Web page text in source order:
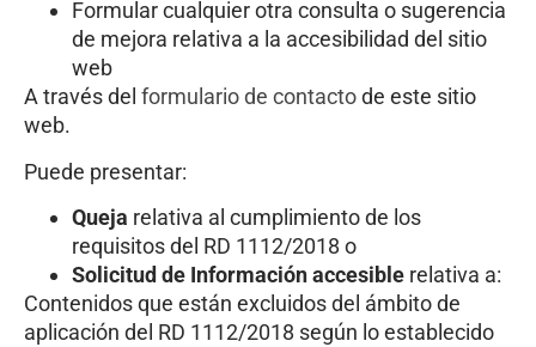
Formular cualquier otra consulta o sugerencia
de mejora relativa a la accesibilidad del sitio
web
A través del formulario de contactode este sitio
web.
Puede presentar:
Queja relativa al cumplimiento de los
requisitos del RD 1112/2018 o
Solicitud de Información accesible relativa a:
Contenidos que están excluidos del ámbito de
aplicación del RD 1112/2018 según lo establecido